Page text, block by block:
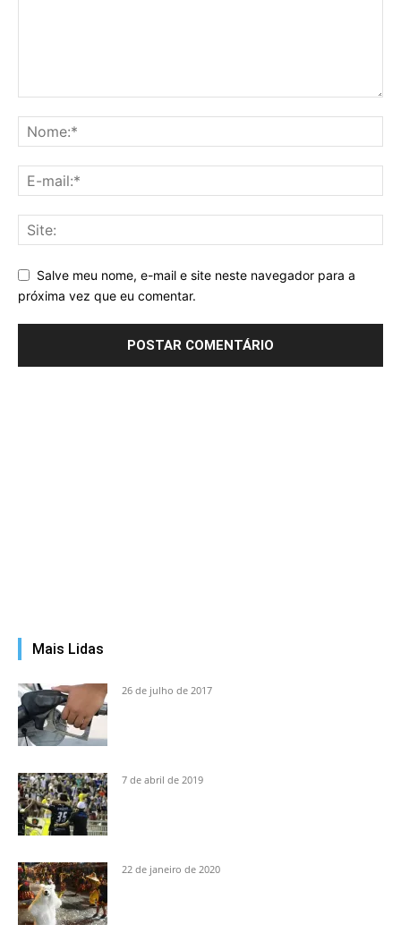
Salve meu nome, e-mail e site neste navegador para a
próxima vez que eu comentar.
Mais Lidas
26 de julho de 2017
7 de abril de 2019
22 de janeiro de 2020